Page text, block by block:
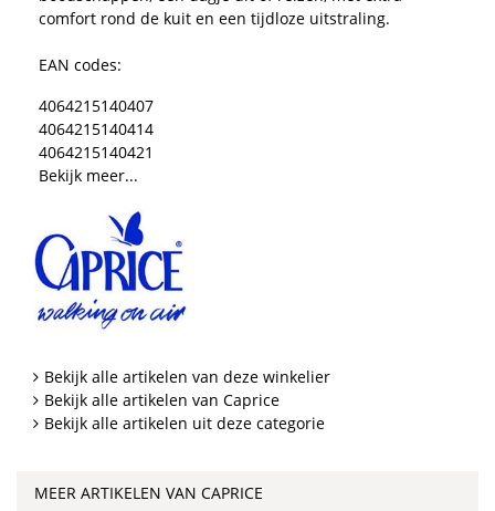
comfort rond de kuit en een tijdloze uitstraling.
EAN codes:
4064215140407
4064215140414
4064215140421
Bekijk meer...
Bekijk alle artikelen van deze winkelier
Bekijk alle artikelen van Caprice
Bekijk alle artikelen uit deze categorie
MEER ARTIKELEN VAN CAPRICE